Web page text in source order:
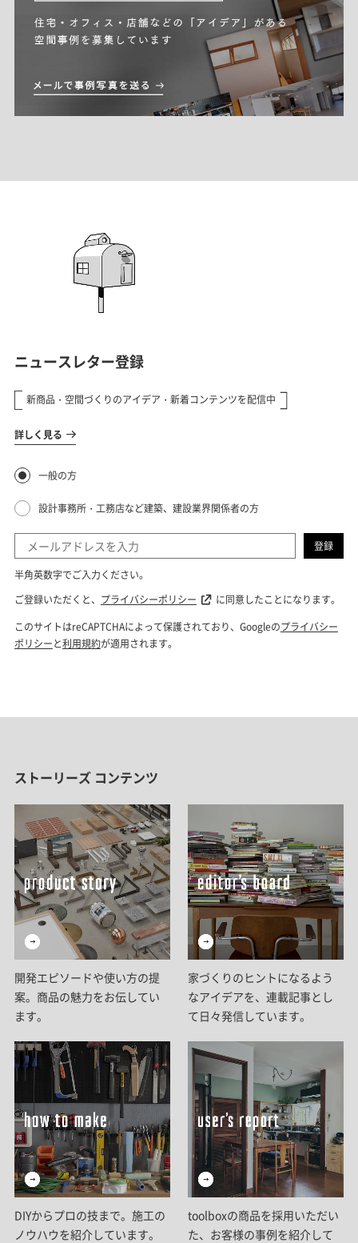
ストーリーズ コンテンツ
開発エピソードや使い方の提
案。商品の魅力をお伝してい
ます。
家づくりのヒントになるよう
なアイデアを、連載記事とし
て日々発信しています。
DIYからプロの技まで。施工の
ノウハウを紹介しています。
toolboxの商品を採用いただい
た、お客様の事例を紹介して